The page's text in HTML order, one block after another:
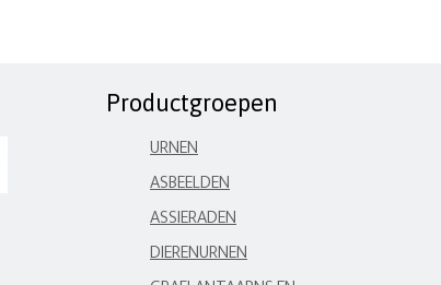
Productgroepen
URNEN
ASBEELDEN
ASSIERADEN
DIERENURNEN